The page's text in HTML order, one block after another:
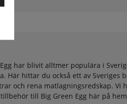
har blivit alltmer populära i
Här hittar du också ett av Sveriges
och rena matlagningsredskap. Vi
till Big Green Egg här på